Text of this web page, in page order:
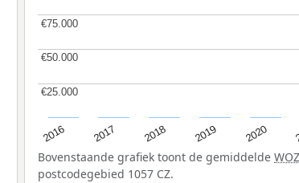
2016 2017 2018 2019 2020
€25.000
€25.000
€50.000
€50.000
€75.000
€75.000
Bovenstaande grafiek toont de gemiddelde WOZ
postcodegebied 1057 CZ.